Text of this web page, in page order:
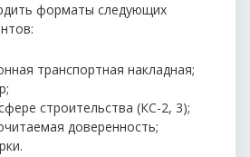
форматы следующих
транспортная накладная;
строительства (КС-2, 3);
доверенность;